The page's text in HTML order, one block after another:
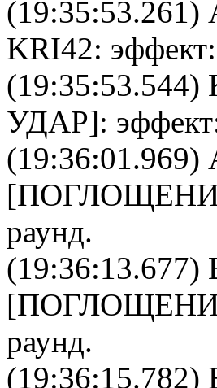
(19:35:53.261)
KRI42:
(19:35:53.544)
УДАР]:
(19:36:01.969)
[
раунд.
(19:36:13.677)
[
раунд.
(19:36:15.782)